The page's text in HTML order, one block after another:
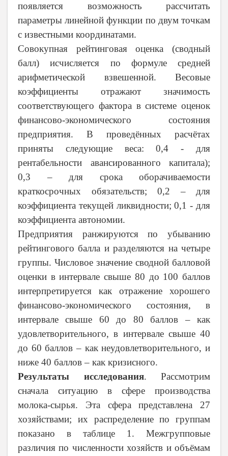
появляется возможность рассчитать
параметры линейной функции по двум точкам
с известными координатами.
Совокупная рейтинговая оценка (сводный
балл) исчисляется по формуле средней
арифметической взвешенной. Весовые
коэффициенты отражают значимость
соответствующего фактора в системе оценок
финансово-экономического состояния
предприятия. В проведённых расчётах
приняты следующие веса: 0,4 - для
рентабельности авансированного капитала);
0,3 – для срока оборачиваемости
краткосрочных обязательств; 0,2 – для
коэффициента текущей ликвидности; 0,1 - для
коэффициента автономии.
Предприятия ранжируются по убыванию
рейтингового балла и разделяются на четыре
группы. Числовое значение сводной балловой
оценки в интервале свыше 80 до 100 баллов
интерпретируется как отражение хорошего
финансово-экономического состояния, в
интервале свыше 60 до 80 баллов – как
удовлетворительного, в интервале свыше 40
до 60 баллов – как неудовлетворительного, и
ниже 40 баллов – как кризисного.
Результаты исследования. Рассмотрим
сначала ситуацию в сфере производства
молока-сырья. Эта сфера представлена 27
хозяйствами; их распределение по группам
показано в таблице 1. Межгрупповые
различия по численности хозяйств и объёмам